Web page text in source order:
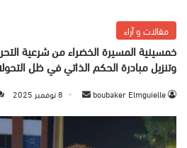
مقالات و آراء
خمسينية المسيرة الخضراء من شرعية
وتنزيل مبادرة الحكم الذاتي في ظل
boubaker Elmguielle
ل
8 نوفمبر 2025